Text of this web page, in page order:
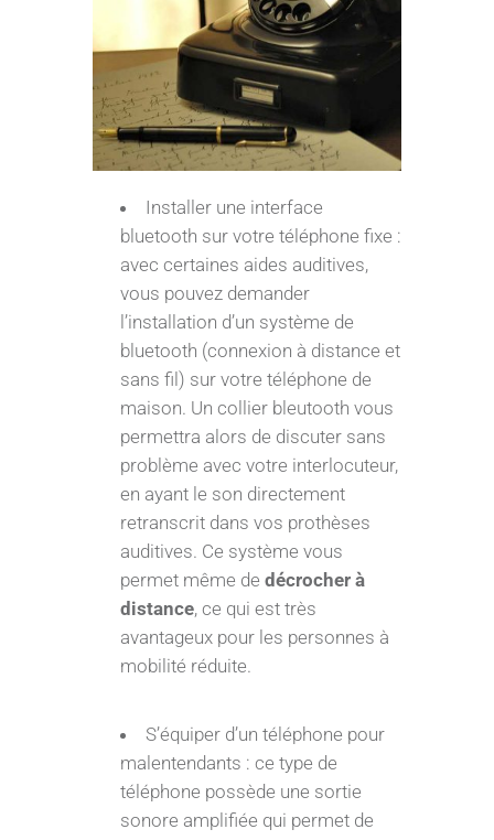
Installer une interface
bluetooth sur votre téléphone fixe :
avec certaines aides auditives,
vous pouvez demander
l’installation d’un système de
bluetooth (connexion à distance et
sans fil) sur votre téléphone de
maison. Un collier bleutooth vous
permettra alors de discuter sans
problème avec votre interlocuteur,
en ayant le son directement
retranscrit dans vos prothèses
auditives. Ce système vous
permet même de décrocher à
distance, ce qui est très
avantageux pour les personnes à
mobilité réduite.
S’équiper d’un téléphone pour
malentendants : ce type de
téléphone possède une sortie
sonore amplifiée qui permet de